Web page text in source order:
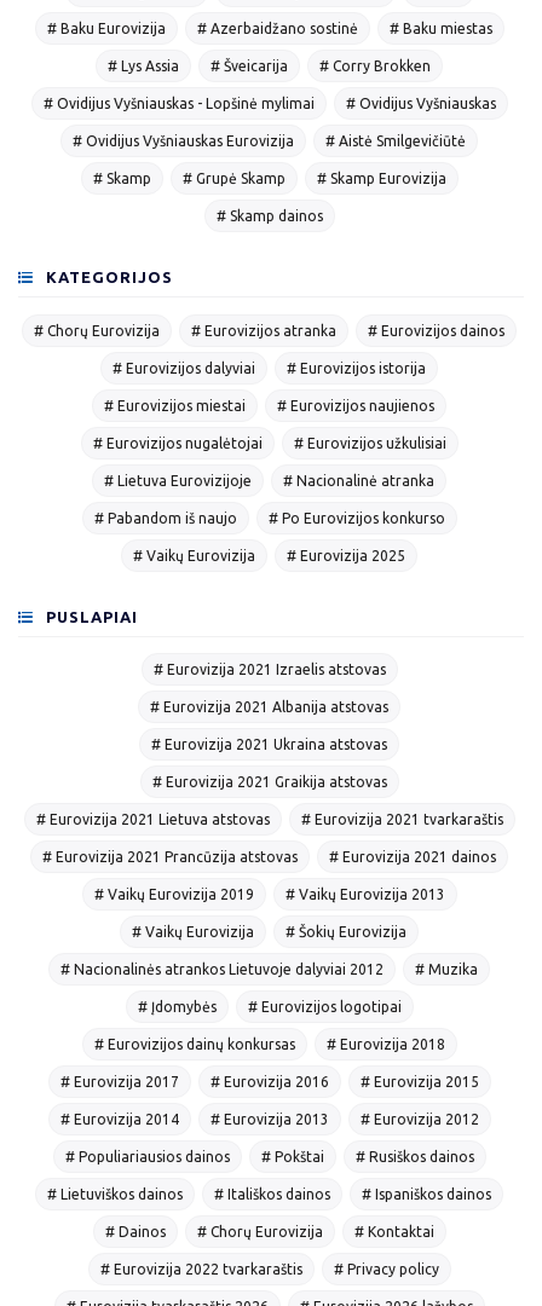
# Baku Eurovizija # Azerbaidžano sostinė # Baku miestas
# Lys Assia # Šveicarija # Corry Brokken
# Ovidijus Vyšniauskas - Lopšinė mylimai # Ovidijus Vyšniauskas
# Ovidijus Vyšniauskas Eurovizija # Aistė Smilgevičiūtė
# Skamp # Grupė Skamp # Skamp Eurovizija
# Skamp dainos
KATEGORIJOS
# Chorų Eurovizija # Eurovizijos atranka # Eurovizijos dainos
# Eurovizijos dalyviai # Eurovizijos istorija
# Eurovizijos miestai # Eurovizijos naujienos
# Eurovizijos nugalėtojai # Eurovizijos užkulisiai
# Lietuva Eurovizijoje # Nacionalinė atranka
# Pabandom iš naujo # Po Eurovizijos konkurso
# Vaikų Eurovizija # Eurovizija 2025
PUSLAPIAI
# Eurovizija 2021 Izraelis atstovas
# Eurovizija 2021 Albanija atstovas
# Eurovizija 2021 Ukraina atstovas
# Eurovizija 2021 Graikija atstovas
# Eurovizija 2021 Lietuva atstovas # Eurovizija 2021 tvarkaraštis
# Eurovizija 2021 Prancūzija atstovas # Eurovizija 2021 dainos
# Vaikų Eurovizija 2019 # Vaikų Eurovizija 2013
# Vaikų Eurovizija # Šokių Eurovizija
# Nacionalinės atrankos Lietuvoje dalyviai 2012 # Muzika
# Įdomybės # Eurovizijos logotipai
# Eurovizijos dainų konkursas # Eurovizija 2018
# Eurovizija 2017 # Eurovizija 2016 # Eurovizija 2015
# Eurovizija 2014 # Eurovizija 2013 # Eurovizija 2012
# Populiariausios dainos # Pokštai # Rusiškos dainos
# Lietuviškos dainos # Itališkos dainos # Ispaniškos dainos
# Dainos # Chorų Eurovizija # Kontaktai
# Eurovizija 2022 tvarkaraštis # Privacy policy